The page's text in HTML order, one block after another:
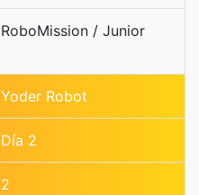
RoboMission / Junior
Yoder Robot
Día 2
2